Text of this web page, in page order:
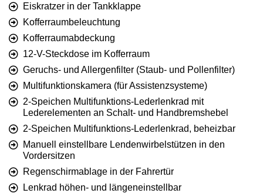
Eiskratzer in der Tankklappe
Kofferraumbeleuchtung
Kofferraumabdeckung
12-V-Steckdose im Kofferraum
Geruchs- und Allergenfilter (Staub- und Pollenfilter)
Multifunktionskamera (für Assistenzsysteme)
2-Speichen Multifunktions-Lederlenkrad mit
Lederelementen an Schalt- und Handbremshebel
2-Speichen Multifunktions-Lederlenkrad, beheizbar
Manuell einstellbare Lendenwirbelstützen in den
Vordersitzen
Regenschirmablage in der Fahrertür
Lenkrad höhen- und längeneinstellbar